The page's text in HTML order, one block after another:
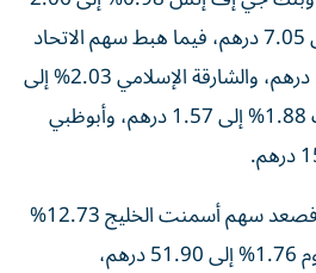
درهم، وأدنيك 0.28% إلى 7.05 درهم، فيما هبط سهم الاتحاد
للتأمين 4.38% إلى 1.31 درهم، والشارقة الإسلامي 2.03% إلى
2.90 درهم، وانفستكورب 1.88% إلى 1.57 درهم، وأبوظبي
أما في قطاع الصناعات، فصعد سهم أسمنت الخليج 12.73%
إلى 1.24 درهم، وأوراسكوم 1.76% إلى 51.90 درهم،